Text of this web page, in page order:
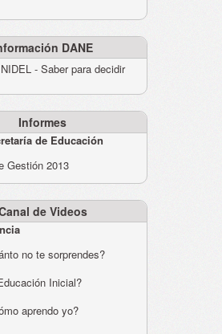
DANE
- Saber para decidir
Informes
de Educación
Gestión 2013
de Videos
no te sorprendes?
Inicial?
aprendo yo?